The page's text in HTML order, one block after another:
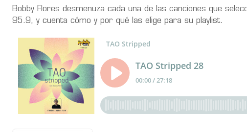
Bobby Flores desmenuza cada una de las canciones que
95.9, y cuenta cómo y por qué las elige para su playlist.